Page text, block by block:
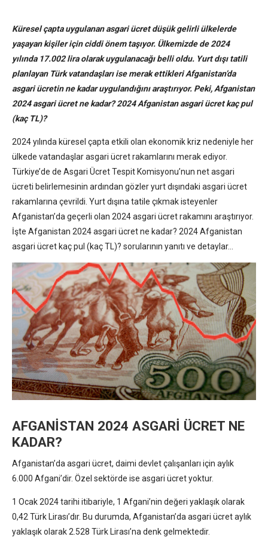
Küresel çapta uygulanan asgari ücret düşük gelirli ülkelerde
yaşayan kişiler için ciddi önem taşıyor. Ülkemizde de 2024
yılında 17.002 lira olarak uygulanacağı belli oldu. Yurt dışı tatili
planlayan Türk vatandaşları ise merak ettikleri Afganistan’da
asgari ücretin ne kadar uygulandığını araştırıyor. Peki, Afganistan
2024 asgari ücret ne kadar? 2024 Afganistan asgari ücret kaç pul
(kaç TL)?
2024 yılında küresel çapta etkili olan ekonomik kriz nedeniyle her
ülkede vatandaşlar asgari ücret rakamlarını merak ediyor.
Türkiye’de de Asgari Ücret Tespit Komisyonu’nun net asgari
ücreti belirlemesinin ardından gözler yurt dışındaki asgari ücret
rakamlarına çevrildi. Yurt dışına tatile çıkmak isteyenler
Afganistan’da geçerli olan 2024 asgari ücret rakamını araştırıyor.
İşte Afganistan 2024 asgari ücret ne kadar? 2024 Afganistan
asgari ücret kaç pul (kaç TL)? sorularının yanıtı ve detaylar…
AFGANİSTAN 2024 ASGARİ ÜCRET NE
KADAR?
Afganistan’da asgari ücret, daimi devlet çalışanları için aylık
6.000 Afgani’dir. Özel sektörde ise asgari ücret yoktur.
1 Ocak 2024 tarihi itibariyle, 1 Afgani’nin değeri yaklaşık olarak
0,42 Türk Lirası’dır. Bu durumda, Afganistan’da asgari ücret aylık
yaklaşık olarak 2.528 Türk Lirası’na denk gelmektedir.